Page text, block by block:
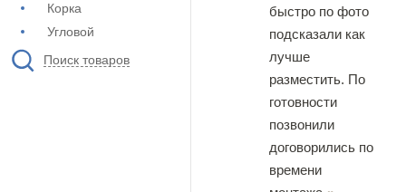
Корка
Угловой
Поиск товаров
быстро по фото
подсказали как
лучше
разместить. По
готовности
позвонили
договорились по
времени